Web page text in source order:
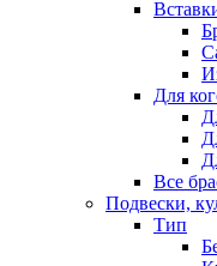
Для
Все
Подвески,
Тип